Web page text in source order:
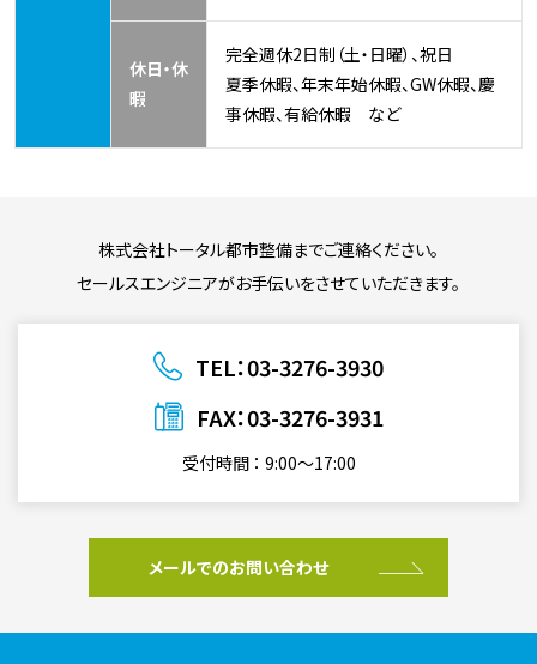
休日・休
暇
完全週休2日制（土・日曜）、祝日
夏季休暇、年末年始休暇、GW休暇、慶
事休暇、有給休暇 など
株式会社トータル都市整備までご連絡ください。
セールスエンジニアがお手伝いをさせていただきます。
TEL：03-3276-3930
FAX：03-3276-3931
受付時間 ： 9:00〜17:00
メールでのお問い合わせ